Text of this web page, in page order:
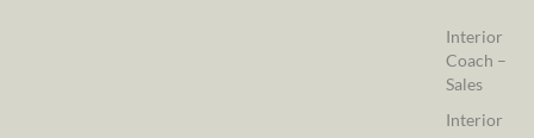
Interior
Coach –
Sales
Interior